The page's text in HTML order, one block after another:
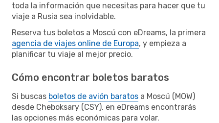
toda la información que necesitas para hacer que tu
viaje a Rusia sea inolvidable.
Reserva tus boletos a Moscú con eDreams, la primera
agencia de viajes online de Europa, y empieza a
planificar tu viaje al mejor precio.
Cómo encontrar boletos baratos
Si buscas boletos de avión baratos a Moscú (MOW)
desde Cheboksary (CSY), en eDreams encontrarás
las opciones más económicas para volar.